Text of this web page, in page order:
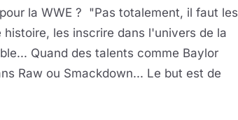
la WWE ? "Pas totalement, il faut les
les inscrire dans l'univers de la
Quand des talents comme Baylor
Raw ou Smackdown... Le but est de